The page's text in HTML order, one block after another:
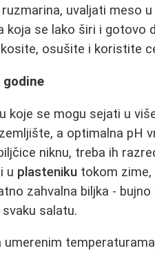
uvaljati meso
koja se lako širi i gotovo
osušite i koristite
koje se mogu sejati u
a optimalna pH
niknu, treba ih
u plasteniku tokom zime,
zahvalna biljka -
salatu.